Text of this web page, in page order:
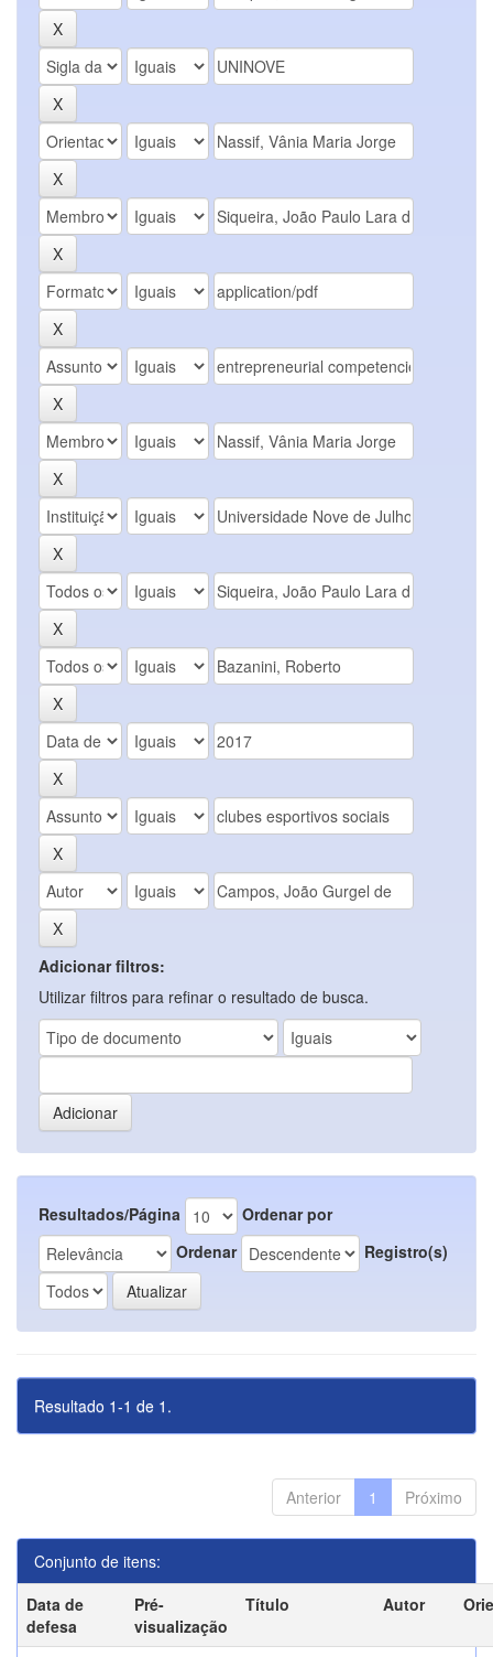
Adicionar filtros:
Utilizar filtros para refinar o resultado de busca.
Resultados/Página
Ordenar por
Ordenar
Registro(s)
Resultado 1-1 de 1.
Anterior 1 Próximo
Conjunto de itens:
Data de
defesa
Pré-
visualização
Título Autor